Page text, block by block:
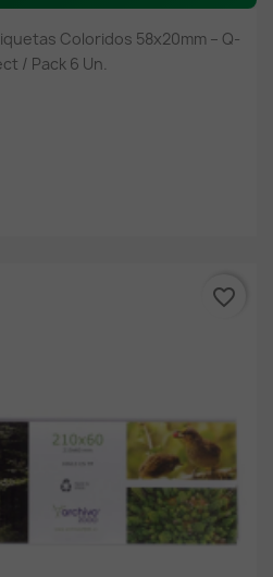
Coloridos 58x20mm – Q-
/ Pack 6 Un.
favorite_border